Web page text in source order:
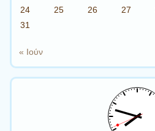
24
25 26 27
31
« Ιούν